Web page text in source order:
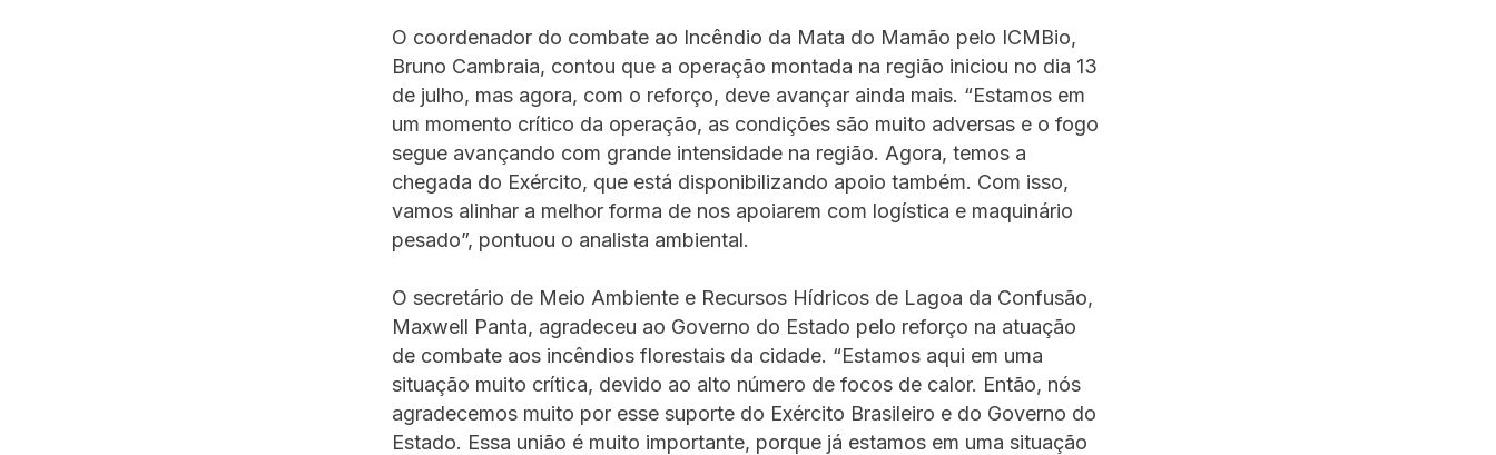
O coordenador do combate ao Incêndio da Mata do Mamão pelo ICMBio,
Bruno Cambraia, contou que a operação montada na região iniciou no dia 13
de julho, mas agora, com o reforço, deve avançar ainda mais. “Estamos em
um momento crítico da operação, as condições são muito adversas e o fogo
segue avançando com grande intensidade na região. Agora, temos a
chegada do Exército, que está disponibilizando apoio também. Com isso,
vamos alinhar a melhor forma de nos apoiarem com logística e maquinário
pesado”, pontuou o analista ambiental.
O secretário de Meio Ambiente e Recursos Hídricos de Lagoa da Confusão,
Maxwell Panta, agradeceu ao Governo do Estado pelo reforço na atuação
de combate aos incêndios florestais da cidade. “Estamos aqui em uma
situação muito crítica, devido ao alto número de focos de calor. Então, nós
agradecemos muito por esse suporte do Exército Brasileiro e do Governo do
Estado. Essa união é muito importante, porque já estamos em uma situação